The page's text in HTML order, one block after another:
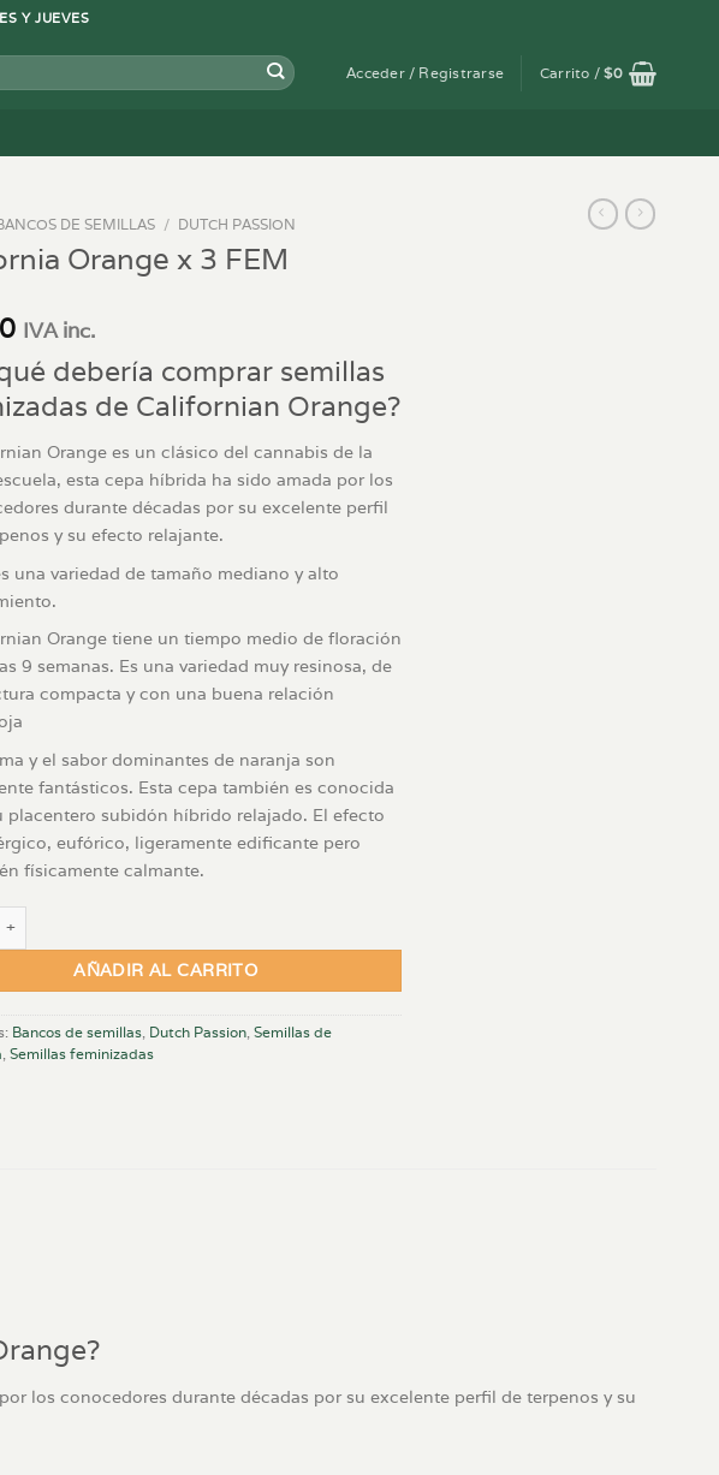
Y JUEVES
Acceder / Registrarse Carrito /$0
DE SEMILLAS / DUTCH PASSION
Orange x 3 FEM
IVA inc.
debería comprar semillas
de Californian Orange?
Orange es un clásico del cannabis de la
esta cepa híbrida ha sido amada por los
durante décadas por su excelente perfil
y su efecto relajante.
una variedad de tamaño mediano y alto
Orange tiene un tiempo medio de floración
9 semanas. Es una variedad muy resinosa, de
compacta y con una buena relación
y el sabor dominantes de naranja son
fantásticos. Esta cepa también es conocida
placentero subidón híbrido relajado. El efecto
eufórico, ligeramente edificante pero
físicamente calmante.
AÑADIR AL CARRITO
Bancos de semillas Dutch Passion Semillas de
Semillas feminizadas
los conocedores durante décadas por su excelente perfil de terpenos y su